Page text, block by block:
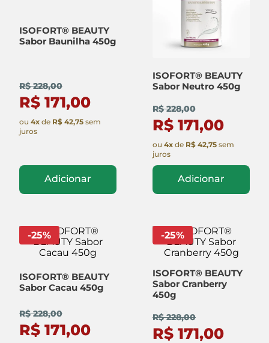
ISOFORT® BEAUTY
Sabor Baunilha 450g
R$ 228,00
R$ 171,00
ou 4x de R$ 42,75 sem
juros
Adicionar
ISOFORT® BEAUTY
Sabor Neutro 450g
R$ 228,00
R$ 171,00
ou 4x de R$ 42,75 sem
juros
Adicionar
ISOFORT® BEAUTY
Sabor Cacau 450g
-25%
R$ 228,00
R$ 171,00
ISOFORT® BEAUTY
Sabor Cranberry
450g
-25%
R$ 228,00
R$ 171,00